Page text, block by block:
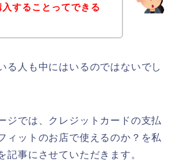
することってできる
る人も中にはいるのではないでし
ジでは、クレジットカードの支払
ィットのお店で使えるのか？を私
記事にさせていただきます。